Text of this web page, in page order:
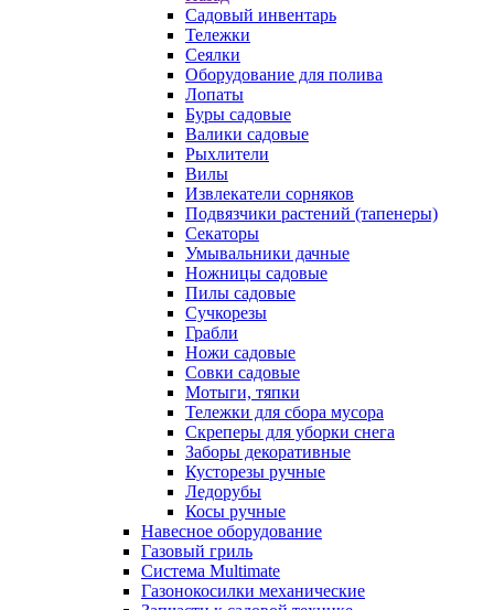
Садовый инвентарь
Тележки
Сеялки
Оборудование для полива
Лопаты
Буры садовые
Валики садовые
Рыхлители
Вилы
Извлекатели сорняков
Подвязчики растений (тапенеры)
Секаторы
Умывальники дачные
Ножницы садовые
Пилы садовые
Сучкорезы
Грабли
Ножи садовые
Совки садовые
Мотыги, тяпки
Тележки для сбора мусора
Скреперы для уборки снега
Заборы декоративные
Кусторезы ручные
Ледорубы
Косы ручные
Навесное оборудование
Газовый гриль
Система Multimate
Газонокосилки механические